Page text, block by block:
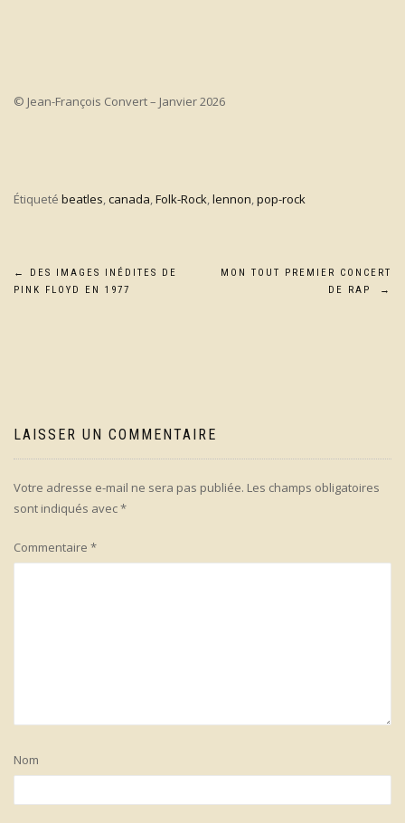
© Jean-François Convert – Janvier 2026
Étiqueté beatles,canada,Folk-Rock,lennon,pop-rock
Navigation
←
DES IMAGES INÉDITES DE
PINK FLOYD EN 1977
MON TOUT PREMIER CONCERT
DE RAP
→
LAISSER UN COMMENTAIRE
Votre adresse e-mail ne sera pas publiée. Les champs obligatoires
sont indiqués avec*
Commentaire *
Nom